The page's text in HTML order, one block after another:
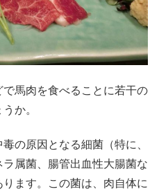
馬肉を食べることに若干の
か。
の原因となる細菌（特に、
属菌、腸管出血性大腸菌な
ます。この菌は、肉自体に